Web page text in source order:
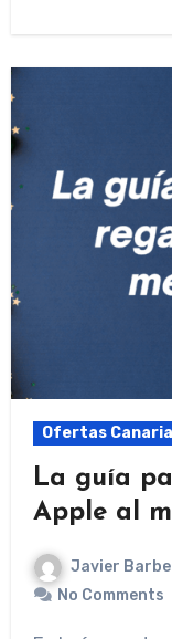
Ofertas
La guía
Apple al
Javier
No Comments